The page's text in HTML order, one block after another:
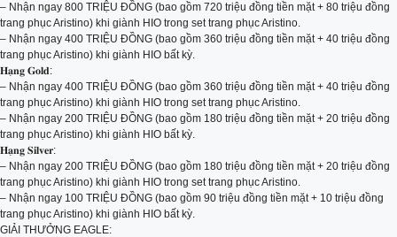
– Nhận ngay 800 TRIỆU ĐỒNG (bao gồm 720 triệu đồng tiền mặt + 80 triệu đồng
trang phục Aristino) khi giành HIO trong set trang phục Aristino.
– Nhận ngay 400 TRIỆU ĐỒNG (bao gồm 360 triệu đồng tiền mặt + 40 triệu đồng
trang phục Aristino) khi giành HIO bất kỳ.
𝐇𝐚̣𝐧𝐠 𝐆𝐨𝐥𝐝:
– Nhận ngay 400 TRIỆU ĐỒNG (bao gồm 360 triệu đồng tiền mặt + 40 triệu đồng
trang phục Aristino) khi giành HIO trong set trang phục Aristino.
– Nhận ngay 200 TRIỆU ĐỒNG (bao gồm 180 triệu đồng tiền mặt + 20 triệu đồng
trang phục Aristino) khi giành HIO bất kỳ.
𝐇𝐚̣𝐧𝐠 𝐒𝐢𝐥𝐯𝐞𝐫:
– Nhận ngay 200 TRIỆU ĐỒNG (bao gồm 180 triệu đồng tiền mặt + 20 triệu đồng
trang phục Aristino) khi giành HIO trong set trang phục Aristino.
– Nhận ngay 100 TRIỆU ĐỒNG (bao gồm 90 triệu đồng tiền mặt + 10 triệu đồng
trang phục Aristino) khi giành HIO bất kỳ.
GIẢI THƯỞNG EAGLE: